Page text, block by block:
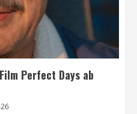
Perfect Days ab